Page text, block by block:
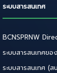
ระบบสารสนเทศ
BCNSPRNW
ระบบสารสนเทศขอ
ระบบสารสนเทศ (